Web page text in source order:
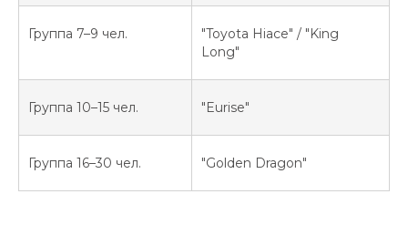
Группа 7–9 чел.
"Toyota Hiace" / "King
Long"
Группа 10–15 чел. "Eurise"
Группа 16–30 чел. "Golden Dragon"